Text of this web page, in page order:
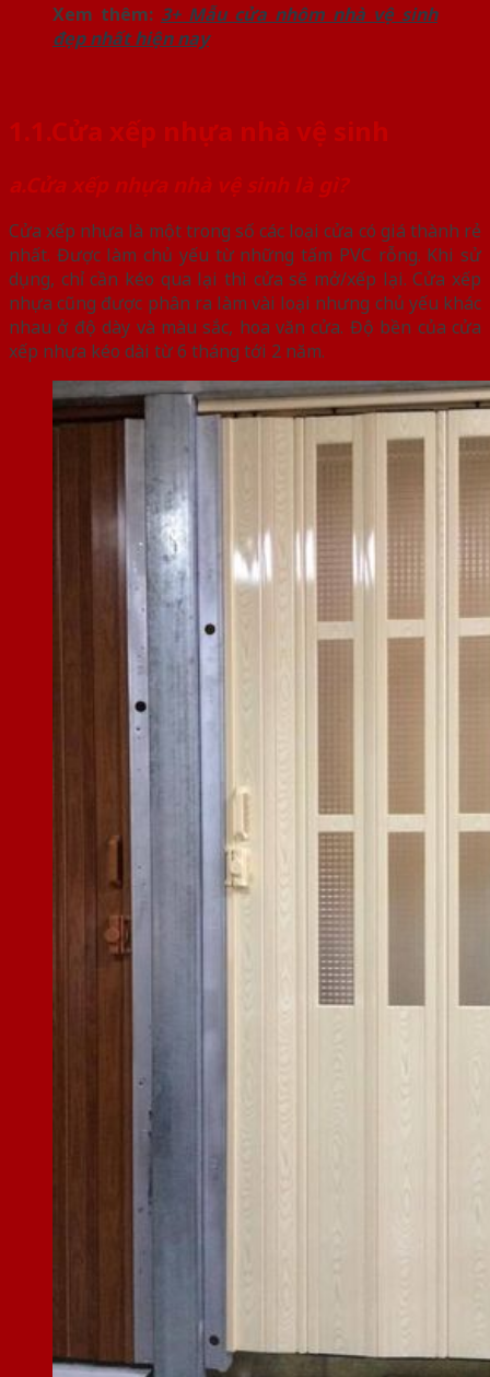
Xem thêm: 3+ Mẫu cửa nhôm nhà vệ sinh
đẹp nhất hiện nay
1.1.Cửa xếp nhựa nhà vệ sinh
a.Cửa xếp nhựa nhà vệ sinh là gì?
Cửa xếp nhựa là một trong số các loại cửa có giá thành rẻ
nhất. Được làm chủ yếu từ những tấm PVC rỗng. Khi sử
dụng, chỉ cần kéo qua lại thì cửa sẽ mở/xếp lại. Cửa xếp
nhựa cũng được phân ra làm vài loại nhưng chủ yếu khác
nhau ở độ dày và màu sắc, hoa văn cửa. Độ bền của cửa
xếp nhựa kéo dài từ 6 tháng tới 2 năm.